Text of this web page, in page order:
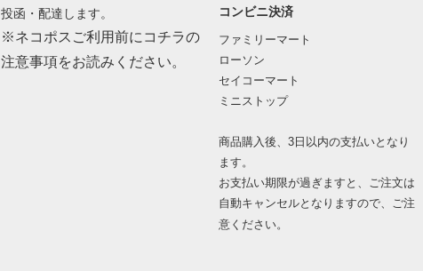
投函・配達します。
※ネコポスご利用前にコチラの
注意事項をお読みください。
コンビニ決済
ファミリーマート
ローソン
セイコーマート
ミニストップ
商品購入後、3日以内の支払いとなり
ます。
お支払い期限が過ぎますと、ご注文は
自動キャンセルとなりますので、ご注
意ください。